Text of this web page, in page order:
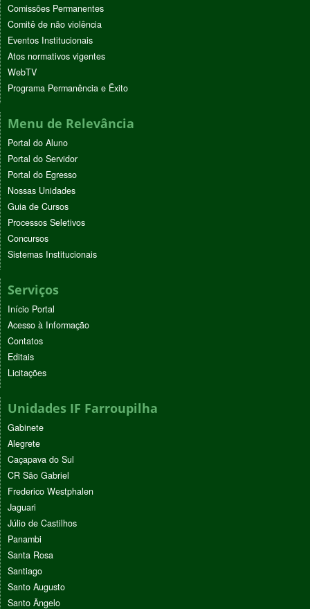
Comissões Permanentes
Comitê de não violência
Eventos Institucionais
Atos normativos vigentes
WebTV
Programa Permanência e Êxito
Menu de Relevância
Portal do Aluno
Portal do Servidor
Portal do Egresso
Nossas Unidades
Guia de Cursos
Processos Seletivos
Concursos
Sistemas Institucionais
Serviços
Início Portal
Acesso à Informação
Contatos
Editais
Licitações
Unidades IF Farroupilha
Gabinete
Alegrete
Caçapava do Sul
CR São Gabriel
Frederico Westphalen
Jaguari
Júlio de Castilhos
Panambi
Santa Rosa
Santiago
Santo Augusto
Santo Ângelo